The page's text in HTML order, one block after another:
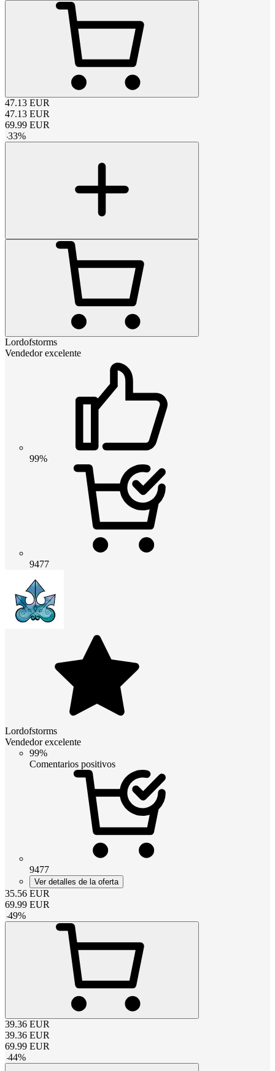
47.13 EUR
47.13 EUR
69.99 EUR
-33%
Lordofstorms
Vendedor excelente
99%
9477
Lordofstorms
Vendedor excelente
99%
Comentarios positivos
9477
Ver detalles de la oferta
35.56 EUR
69.99 EUR
-49%
39.36 EUR
39.36 EUR
69.99 EUR
-44%